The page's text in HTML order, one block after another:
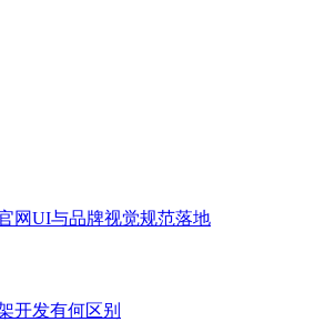
网UI与品牌视觉规范落地
开发有何区别